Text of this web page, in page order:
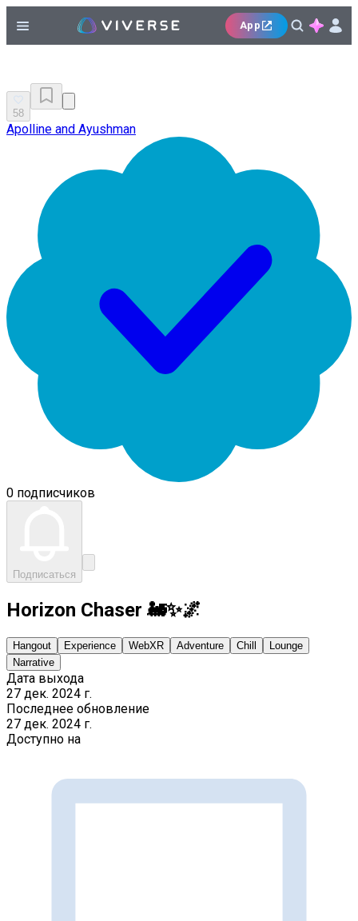
App
58
Apolline and Ayushman
0 подписчиков
Подписаться
Horizon Chaser 🚂✨🌌
Hangout Experience WebXR Adventure Chill
Lounge
Narrative
Дата выхода
27 дек. 2024 г.
Последнее обновление
27 дек. 2024 г.
Доступно на